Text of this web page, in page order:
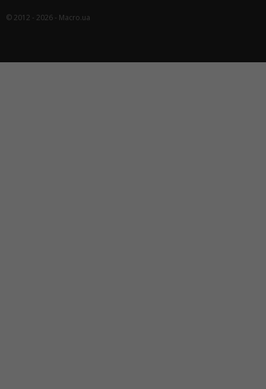
© 2012 - 2026 - Macro.ua